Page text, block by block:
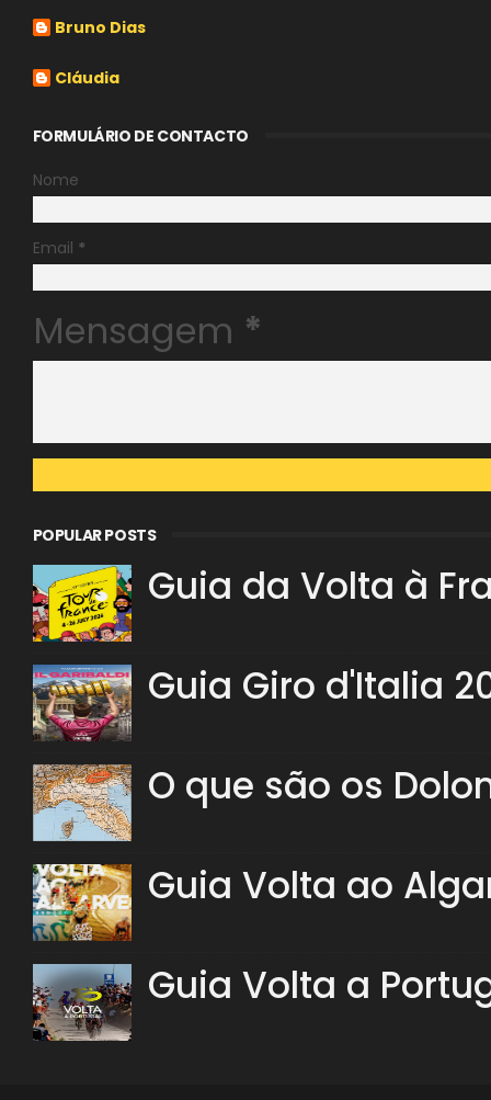
Bruno Dias
Cláudia
FORMULÁRIO DE CONTACTO
Nome
Email *
Mensagem *
POPULAR POSTS
Guia da Volta à
Guia Giro d'Italia
O que são os
Guia Volta ao
Guia Volta a